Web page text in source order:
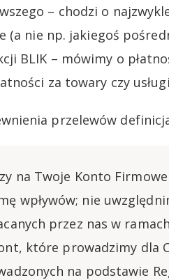
– chodzi o
(a nie np. jakiegoś
BLIK – mówimy o
za towary czy
przelewów
na Twoje Konto
wpływów; nie
przez nas w
które prowadzimy dla
na podstawie